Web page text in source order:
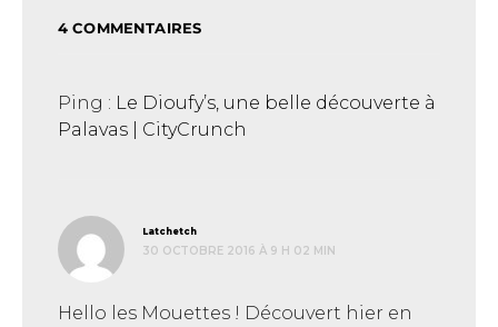
4 COMMENTAIRES
Ping : Le Dioufy’s, une belle découverte à
Palavas | CityCrunch
Latchetch
30 OCTOBRE 2016 À 9 H 02 MIN
Hello les Mouettes ! Découvert hier en